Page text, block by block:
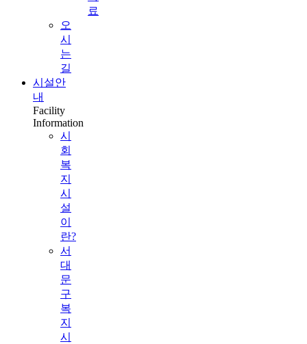
료
오
시
는
길
시설안
내
Facility
Information
시
회
복
지
시
설
이
란?
서
대
문
구
복
지
시